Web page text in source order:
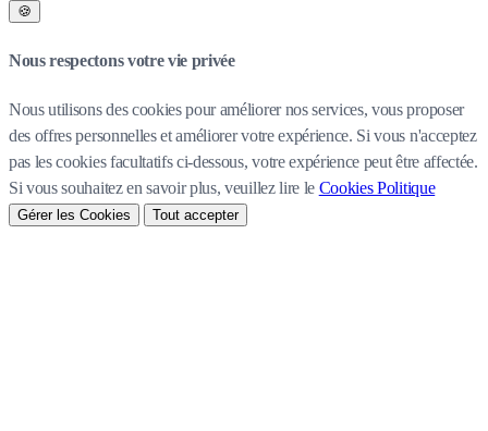
🍪
Nous respectons votre vie privée
Nous utilisons des cookies pour améliorer nos services, vous proposer
des offres personnelles et améliorer votre expérience. Si vous n'acceptez
pas les cookies facultatifs ci-dessous, votre expérience peut être affectée.
Si vous souhaitez en savoir plus, veuillez lire le Cookies Politique
Gérer les Cookies Tout accepter